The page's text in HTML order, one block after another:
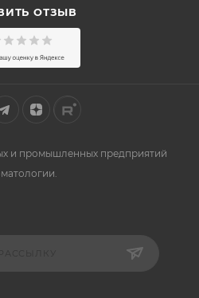
ОТЗЫВ
и промышленных предприятий